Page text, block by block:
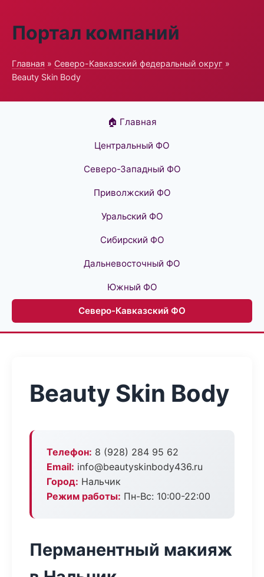
Портал компаний
Главная » Северо-Кавказский федеральный округ »
Beauty Skin Body
🏠 Главная
Центральный ФО
Северо-Западный ФО
Приволжский ФО
Уральский ФО
Сибирский ФО
Дальневосточный ФО
Южный ФО
Северо-Кавказский ФО
Beauty Skin Body
Телефон: 8 (928) 284 95 62
Email: info@beautyskinbody436.ru
Город: Нальчик
Режим работы: Пн-Вс: 10:00-22:00
Перманентный макияж